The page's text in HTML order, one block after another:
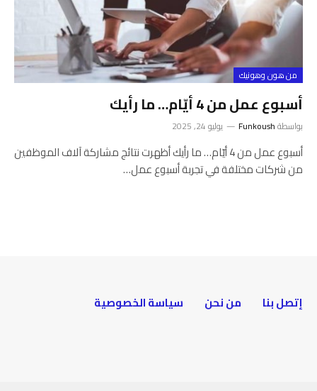
من هون وهونيك
أسبوع عمل من 4 أيّام… ما رأيك
بواسطةFunkoush يوليو 24, 2025
أسبوع عمل من 4 أيّام… ما رأيك أظهرت نتائج مشاركة آلاف الموظفين
من شركات مختلفة في تجربة أسبوع عمل…
إتصل بنا من نحن سياسة الخصوصية